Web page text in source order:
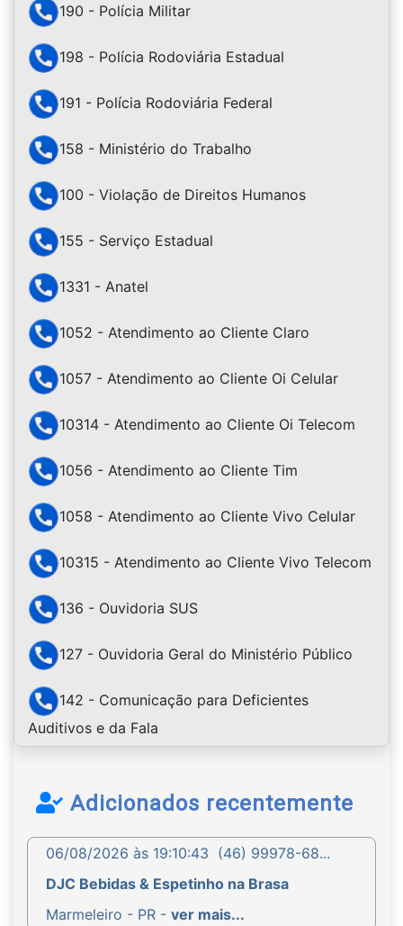
190 - Polícia Militar
198 - Polícia Rodoviária Estadual
191 - Polícia Rodoviária Federal
158 - Ministério do Trabalho
100 - Violação de Direitos Humanos
155 - Serviço Estadual
1331 - Anatel
1052 - Atendimento ao Cliente Claro
1057 - Atendimento ao Cliente Oi Celular
10314 - Atendimento ao Cliente Oi Telecom
1056 - Atendimento ao Cliente Tim
1058 - Atendimento ao Cliente Vivo Celular
10315 - Atendimento ao Cliente Vivo Telecom
136 - Ouvidoria SUS
127 - Ouvidoria Geral do Ministério Público
142 - Comunicação para Deficientes
Auditivos e da Fala
Adicionados recentemente
06/08/2026 às 19:10:43 (46) 99978-68...
DJC Bebidas & Espetinho na Brasa
Marmeleiro - PR - ver mais...